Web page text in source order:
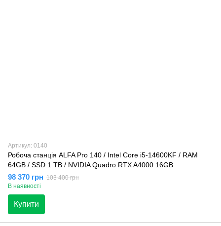
Артикул: 0140
Робоча станція ALFA Pro 140 / Intel Core i5-14600KF / RAM
64GB / SSD 1 TB / NVIDIA Quadro RTX A4000 16GB
98 370 грн 103 400 грн
В наявності
Купити